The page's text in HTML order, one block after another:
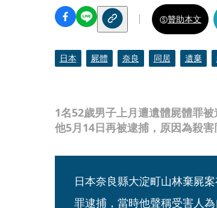
1名52歲男子上月遭遺體屍體罪
他5月14日再被逮捕，原因為殺害
贊助本文
日本 屍體 奈良 同居 遺棄
日本奈良縣大淀町山林棄屍
罪逮捕，當時他聲稱受害人